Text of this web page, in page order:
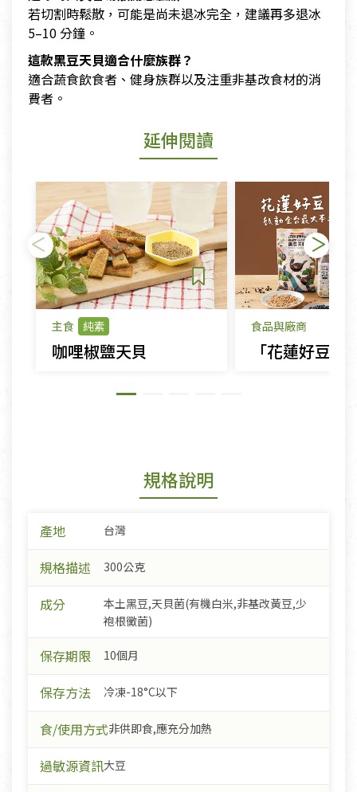
若切割時鬆散，可能是尚未退冰完全，建議再多退冰
5–10 分鐘。
這款黑豆天貝適合什麼族群？
適合蔬食飲食者、健身族群以及注重非基改食材的消
費者。
延伸閱讀
主食 純素
咖哩椒鹽天貝
食品與廠商
規格說明
產地 台灣
規格描述 300公克
成分
本土黑豆,天貝菌(有機白米,非基改黃豆,少
袍根黴菌)
保存期限 10個月
保存方法 冷凍-18°C以下
食/使用方式非供即食,應充分加熱
過敏源資訊大豆